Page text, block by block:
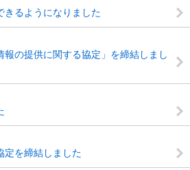
きるようになりました
報の提供に関する協定」を締結しまし
定を締結しました